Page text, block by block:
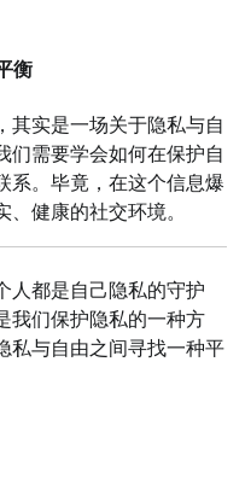
衡
其实是一场关于隐私与自
们需要学会如何在保护自
系。毕竟，在这个信息爆
健康的社交环境。
人都是自己隐私的守护
我们保护隐私的一种方
私与自由之间寻找一种平